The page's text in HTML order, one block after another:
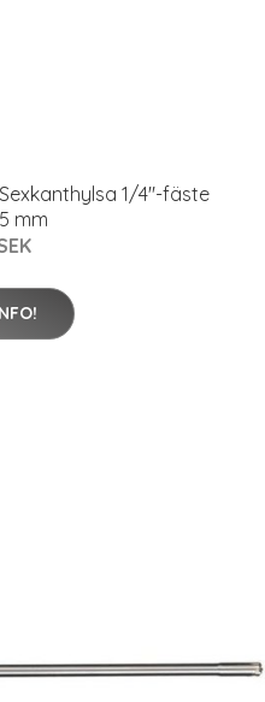
1/4"-fäste
mm